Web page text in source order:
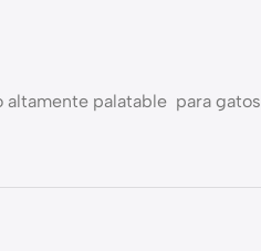
altamente palatable para gatos